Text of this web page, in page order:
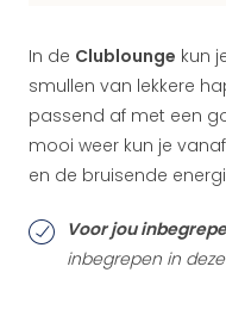
In de Clublounge kun
smullen van lekkere
passend af met een
mooi weer kun je
en de bruisende
Voor jou
inbegrepen in